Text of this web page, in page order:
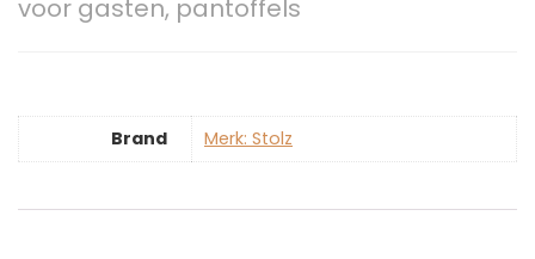
voor gasten, pantoffels
Brand Merk: Stolz